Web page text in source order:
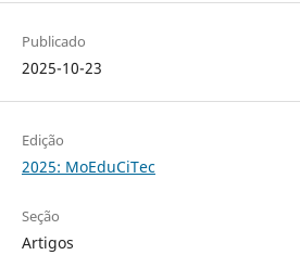
Publicado
2025-10-23
Edição
2025: MoEduCiTec
Seção
Artigos